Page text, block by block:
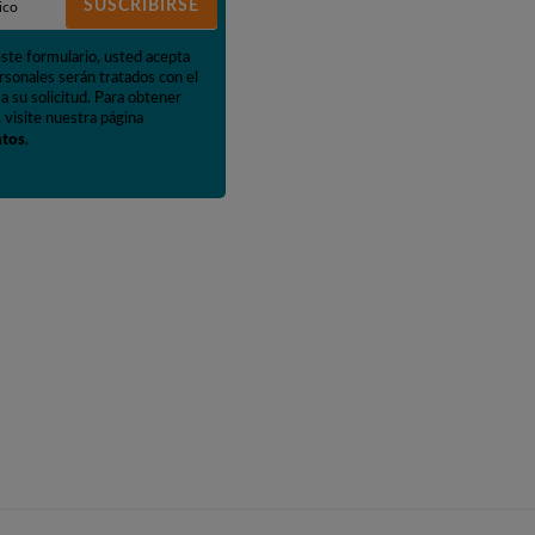
SUSCRIBIRSE
formulario, usted acepta
serán tratados con el
su solicitud. Para obtener
visite nuestra página
.